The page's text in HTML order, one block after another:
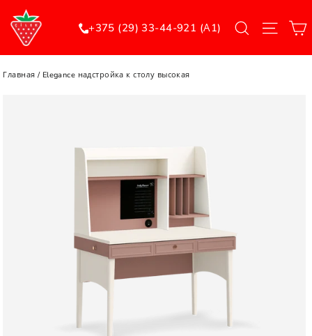
Перейти
контенту
+375 (29) 33-44-921 (А1) Поиск
Главная /Elegance надстройка к столу высокая